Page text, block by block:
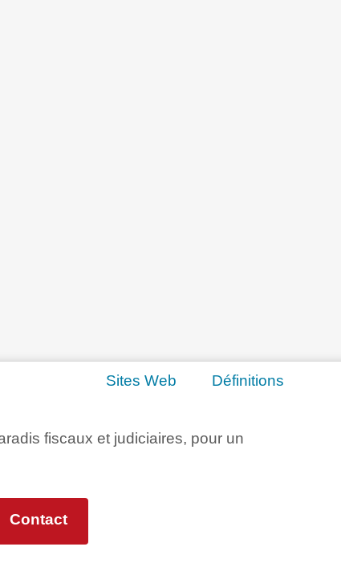
Sites Web Définitions
fiscaux et judiciaires, pour un
Contact